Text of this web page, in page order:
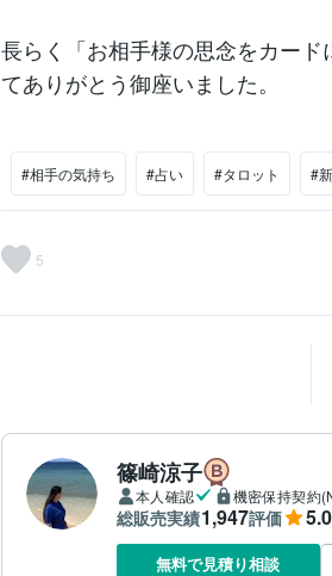
長らく「お相手様の思念をカー
てありがとう御座いました。
#相手の気持ち #占い #タロット #
5
篠崎涼子
本人確認 機密保持契約
総販売実績1,947評価 5.0
無料で見積り相談